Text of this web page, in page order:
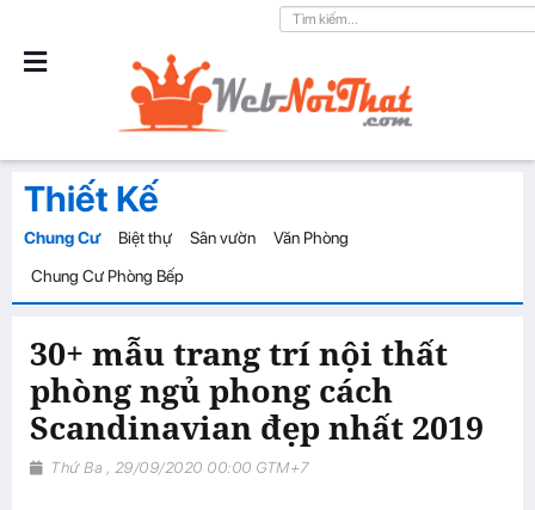
Thiết Kế
Chung Cư Biệt thự Sân vườn
Văn Phòng
Chung Cư Phòng Bếp
30+ mẫu trang trí nội thất
phòng ngủ phong cách
Scandinavian đẹp nhất 2019
Thứ Ba , 29/09/2020 00:00 GTM+7